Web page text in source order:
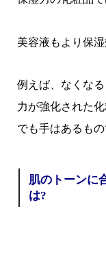
美容液もより保
例えば、なくな
力が強化された
でも手はあるもの
肌のトーンに
は?